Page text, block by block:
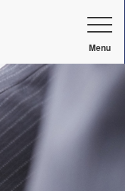
Menu